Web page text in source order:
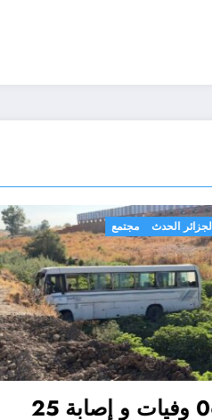
الجزائر الحدث